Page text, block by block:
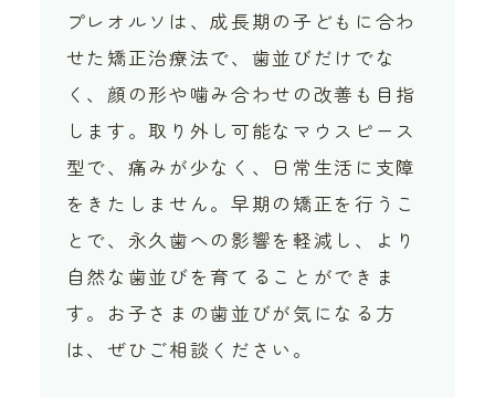
プレオルソは、成長期の子どもに合わ
せた矯正治療法で、歯並びだけでな
く、顔の形や噛み合わせの改善も目指
します。取り外し可能なマウスピース
型で、痛みが少なく、日常生活に支障
をきたしません。早期の矯正を行うこ
とで、永久歯への影響を軽減し、より
自然な歯並びを育てることができま
す。お子さまの歯並びが気になる方
は、ぜひご相談ください。